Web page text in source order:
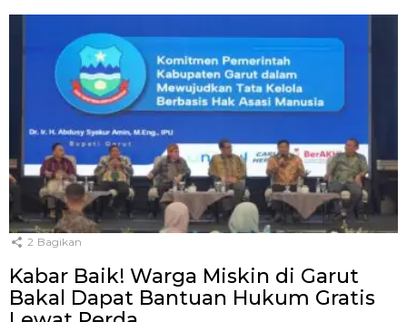
2 Bagikan
Kabar Baik! Warga Miskin di Garut
Bakal Dapat Bantuan Hukum Gratis